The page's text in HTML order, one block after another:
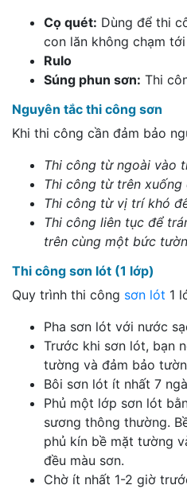
Cọ quét: Dùng để thi
con lăn không chạm
Rulo
Súng phun sơn: Thi
Nguyên tắc thi công sơn
Khi thi công cần đảm bảo
Thi công từ ngoài vào
Thi công từ trên xuống
Thi công từ vị trí khó
Thi công liên tục để
trên cùng một bức
Thi công sơn lót (1 lớp)
Quy trình thi công sơn lót 1
Pha sơn lót với nước
Trước khi sơn lót, bạn
tường và đảm bảo
Bôi sơn lót ít nhất 7
Phủ một lớp sơn lót
sương thông thường.
phủ kín bề mặt tường
đều màu sơn.
Chờ ít nhất 1-2 giờ